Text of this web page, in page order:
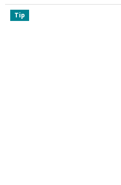
Tip